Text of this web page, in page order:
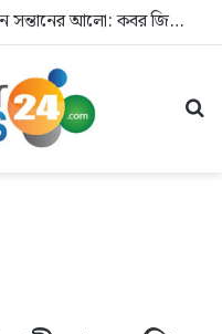
শহীদ সদ্যের শোকাহত পরিবারে তিন সন্তানের আলো: কবর জিয়ারতে যুবদল